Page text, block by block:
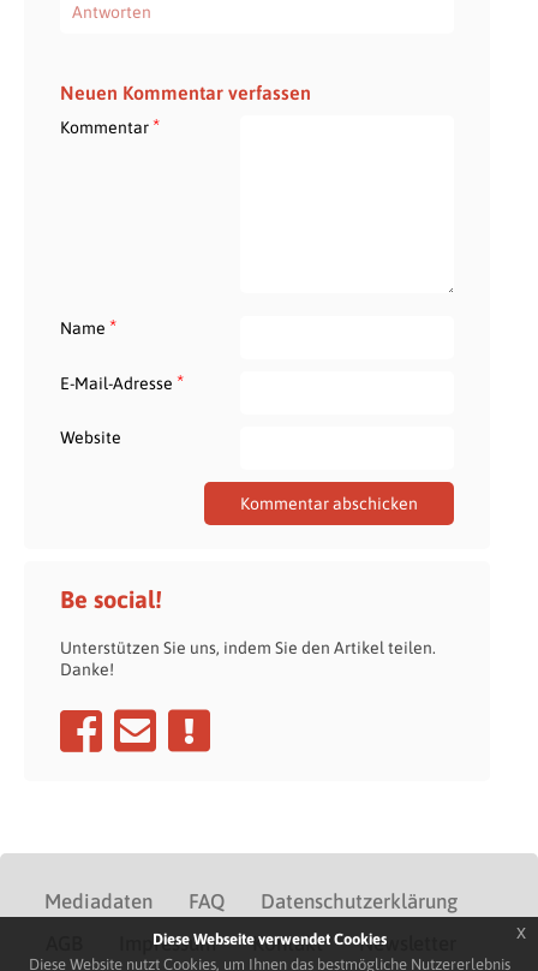
Antworten
Neuen Kommentar verfassen
Kommentar*
Name *
E-Mail-Adresse *
Website
Be social!
Unterstützen Sie uns, indem Sie den Artikel teilen.
Danke!
Mediadaten FAQ
Datenschutzerklärung
Impressum Kontakt Newsletter
Diese Webseite verwendet Cookies
Diese Website nutzt Cookies, um Ihnen das bestmögliche Nutzererlebnis
x